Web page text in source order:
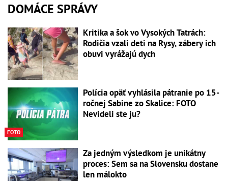
DOMÁCE SPRÁVY
Kritika a šok vo Vysokých Tatrách:
Rodičia vzali deti na Rysy, zábery ich
obuvi vyrážajú dych
FOTO
Polícia opäť vyhlásila pátranie po 15-
ročnej Sabine zo Skalice: FOTO
Nevideli ste ju?
Za jedným výsledkom je unikátny
proces: Sem sa na Slovensku dostane
len málokto